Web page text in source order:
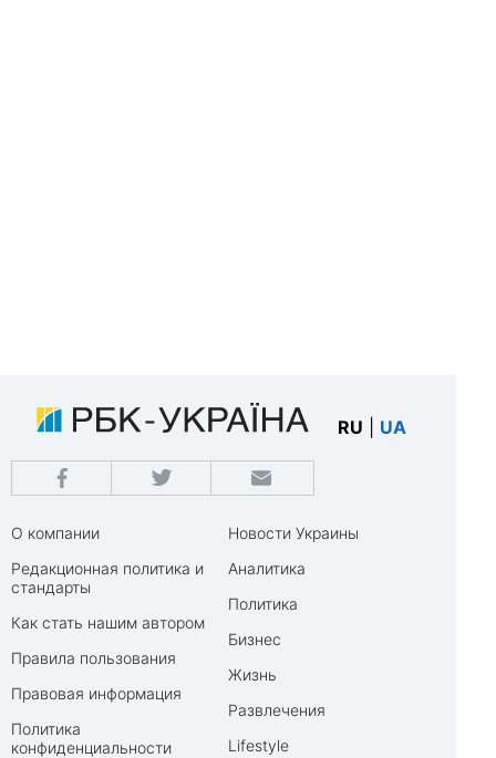
RU UA
О компании
Редакционная политика и
стандарты
Как стать нашим автором
Правила пользования
Правовая информация
Политика
конфиденциальности
Новости Украины
Аналитика
Политика
Бизнес
Жизнь
Развлечения
Lifestyle